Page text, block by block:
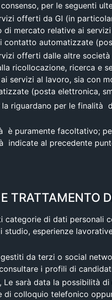
per le seguenti
offerti da GI (in
mercato relative ai
automatizzate
offerti dalle altre
ricollocazione, ricerca e
servizi al lavoro, sia con
(posta elettronica,
riguardano per le finalità
puramente facoltativo;
indicate al precedente
TRATTAMENTO
di dati personali
esperienze
da terzi o social
i profili di
sarà data la possibilità
colloquio telefonico